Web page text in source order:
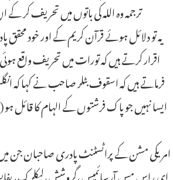
ترجمہ وہ اللہ کی باتوں میں تحریف کر
یہ تو دلائل ہوئے قرآن کریم کے اور خود
اقرار کرتے ہیں کہ تورات میں تحریف واقع
فرماتے ہیں کہ اسقوف بٹلر صاحب نے کہا کہ
امریکی مشن کے پراٹسٹنٹ پادری صاحبان جن